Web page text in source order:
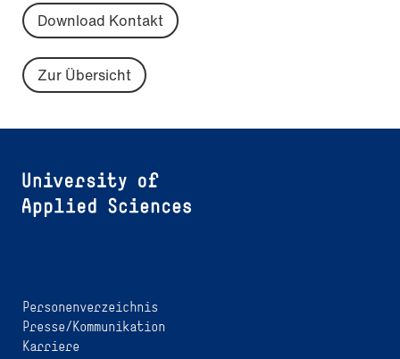
Download Kontakt
Zur Übersicht
Personenverzeichnis
Presse/Kommunikation
Karriere